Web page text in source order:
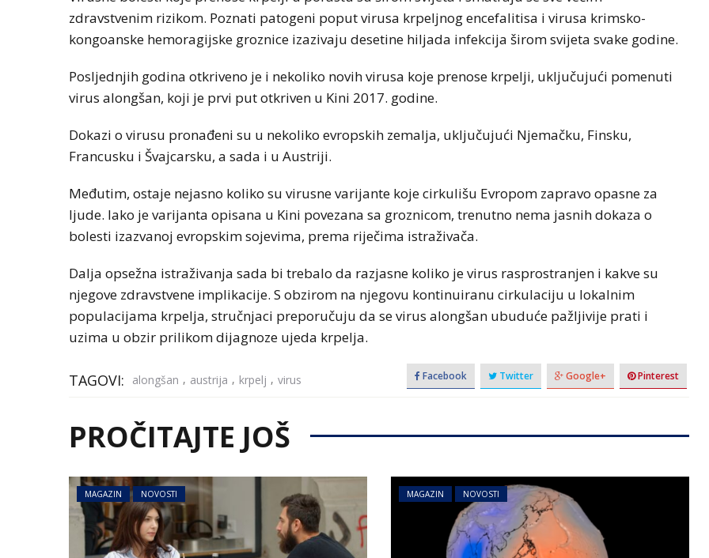
zdravstvenim rizikom. Poznati patogeni poput virusa krpeljnog encefalitisa i virusa krimsko-
kongoanske hemoragijske groznice izazivaju desetine hiljada infekcija širom svijeta svake godine.
Posljednjih godina otkriveno je i nekoliko novih virusa koje prenose krpelji, uključujući pomenuti
virus alongšan, koji je prvi put otkriven u Kini 2017. godine.
Dokazi o virusu pronađeni su u nekoliko evropskih zemalja, uključujući Njemačku, Finsku,
Francusku i Švajcarsku, a sada i u Austriji.
Međutim, ostaje nejasno koliko su virusne varijante koje cirkulišu Evropom zapravo opasne za
ljude. Iako je varijanta opisana u Kini povezana sa groznicom, trenutno nema jasnih dokaza o
bolesti izazvanoj evropskim sojevima, prema riječima istraživača.
Dalja opsežna istraživanja sada bi trebalo da razjasne koliko je virus rasprostranjen i kakve su
njegove zdravstvene implikacije. S obzirom na njegovu kontinuiranu cirkulaciju u lokalnim
populacijama krpelja, stručnjaci preporučuju da se virus alongšan ubuduće pažljivije prati i
uzima u obzir prilikom dijagnoze ujeda krpelja.
TAGOVI: alongšan , austrija , krpelj , virus Facebook Twitter Google+ Pinterest
PROČITAJTE JOŠ
MAGAZIN NOVOSTI MAGAZIN NOVOSTI